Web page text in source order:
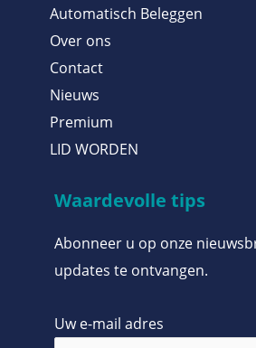
Automatisch Beleggen
Over ons
Contact
Nieuws
Premium
LID WORDEN
Waardevolle tips
Abonneer u op onze
updates te ontvangen.
Uw e-mail adres